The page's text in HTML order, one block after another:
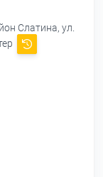
Слатина, ул.